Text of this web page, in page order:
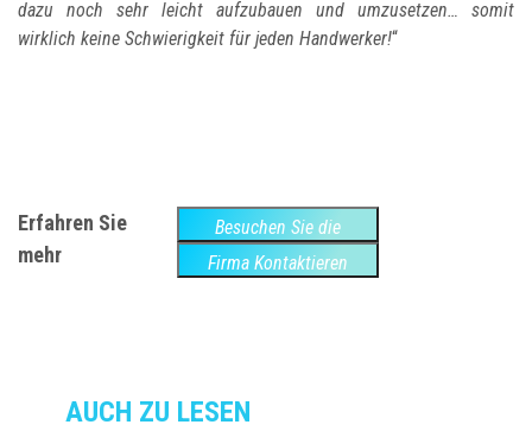
dazu noch sehr leicht aufzubauen und umzusetzen… somit
wirklich keine Schwierigkeit für jeden Handwerker!“
Erfahren Sie
mehr
Besuchen Sie die
Website
Firma Kontaktieren
AUCH ZU LESEN